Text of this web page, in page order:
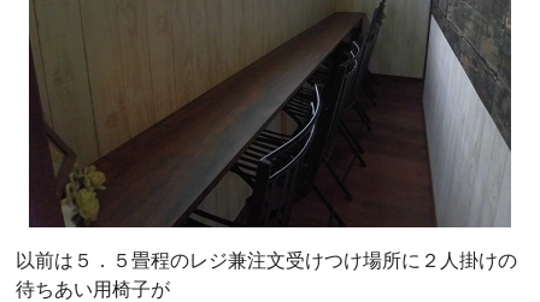
以前は５．５畳程のレジ兼注文受けつけ場所に２人掛けの
待ちあい用椅子が